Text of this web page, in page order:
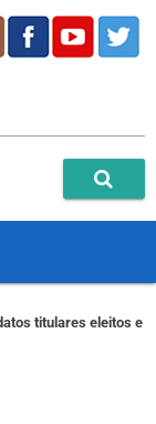
titulares eleitos e